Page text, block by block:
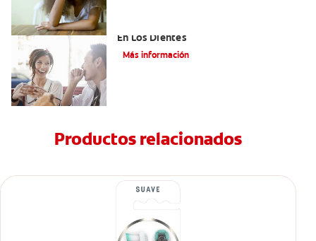
En Los Dientes
Más información
Productos relacionados